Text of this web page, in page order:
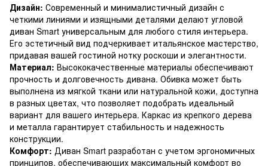
Дизайн: Современный и минималистичный дизайн с
четкими линиями и изящными деталями делают угловой
диван Smart универсальным для любого стиля интерьера.
Его эстетичный вид подчеркивает итальянское мастерство,
придавая вашей гостиной нотку роскоши и элегантности.
Материал: Высококачественные материалы обеспечивают
прочность и долговечность дивана. Обивка может быть
выполнена из мягкой ткани или натуральной кожи, доступна
в разных цветах, что позволяет подобрать идеальный
вариант для вашего интерьера. Каркас из крепкого дерева
и металла гарантирует стабильность и надежность
конструкции.
Комфорт: Диван Smart разработан с учетом эргономичных
принципов, обеспечивающих максимальный комфорт во